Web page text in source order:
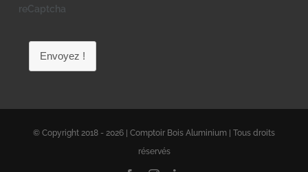
reCaptcha
Envoyez !
© Copyright 2018 - 2026 | Comptoir Bois Aluminium | Tous droits
réservés